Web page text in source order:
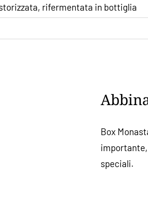
rifermentata in bottiglia
Box
speciali.